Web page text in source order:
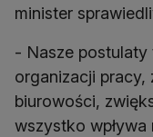
minister
- Nasze postulaty
organizacji pracy,
biurowości,
wszystko